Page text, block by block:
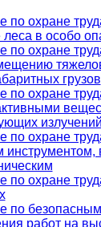
по охране
леса в особо
по охране
грузов
по охране
излучений
по охране
инструментом,
по охране
по
работ на